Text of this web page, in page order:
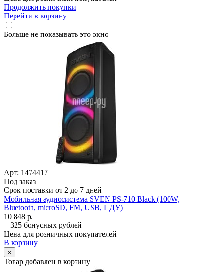
Продолжить покупки
Перейти в корзину
Больше не показывать это окно
Арт: 1474417
Под заказ
Срок поставки от 2 до 7 дней
Мобильная аудиосистема SVEN PS-710 Black (100W,
Bluetooth, microSD, FM, USB, ПДУ)
10 848 р.
+ 325 бонусных рублей
Цена для розничных покупателей
В корзину
×
Товар добавлен в корзину